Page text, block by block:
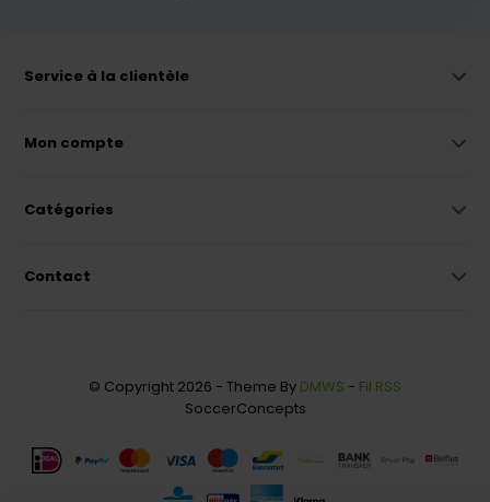
Service à la clientèle
Mon compte
Catégories
Contact
© Copyright 2026 - Theme By DMWS - Fil RSS
SoccerConcepts